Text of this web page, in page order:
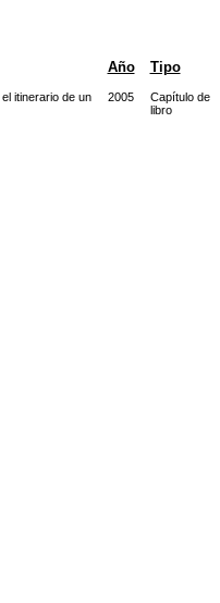
Año Tipo
itinerario de un
2005
Capítulo de
libro